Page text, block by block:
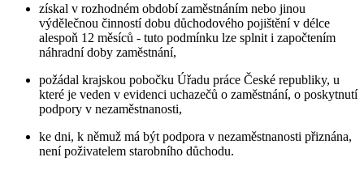
získal v rozhodném období zaměstnáním nebo jinou
výdělečnou činností dobu důchodového pojištění v délce
alespoň 12 měsíců - tuto podmínku lze splnit i započtením
náhradní doby zaměstnání,
požádal krajskou pobočku Úřadu práce České republiky, u
které je veden v evidenci uchazečů o zaměstnání, o poskytnutí
podpory v nezaměstnanosti,
ke dni, k němuž má být podpora v nezaměstnanosti přiznána,
není poživatelem starobního důchodu.